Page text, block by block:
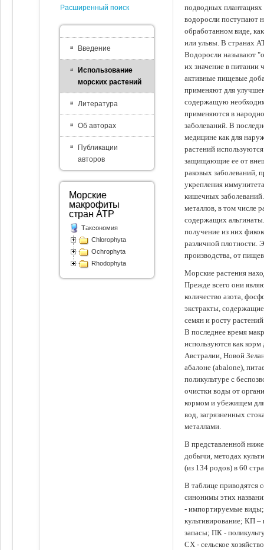
подводных
водоросли поступают
обработанном виде,
или ульвы. В странах
Водоросли называют
их значение в питании
активные пищевые
применяют для
содержащую
применяются в
заболеваний. В
медицине как для
растений
защищающие ее от
раковых заболеваний,
укрепления
кишечных
металлов, в том числе
содержащих
получение из них
различной плотности.
производства, от
Морские растения
Прежде всего они
количество азота,
экстракты,
семян и росту
В последнее время
используются как
Австралии, Новой
абалоне (abalone),
поликультуре с
очистки воды от
кормом и убежищем
вод, загрязненных
металлами.
В представленной
добычи, методах
(из 134 родов) в 60
В таблице приводятся
синонимы этих
- импортируемые
культивирование; КП
запасы; ПК -
СХ - сельское
Расширенный поиск
Введение
Использование
морских растений
Литература
Об авторах
Публикации
авторов
Морские
макрофиты
стран АТР
Таксономия
Chlorophyta
Ochrophyta
Rhodophyta